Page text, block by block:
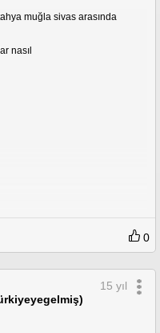
muğla sivas arasında
nasıl
0
15 yıl